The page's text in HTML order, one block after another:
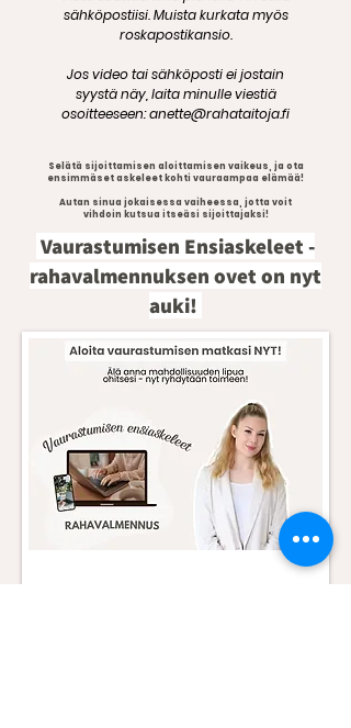
sähköpostiisi. Muista kurkata myös
roskapostikansio.
Jos video tai sähköposti ei jostain
syystä näy, laita minulle viestiä
osoitteeseen: anette@rahataitoja.fi
Selätä sijoittamisen aloittamisen vaikeus, ja ota
ensimmäset askeleet kohti vauraampaa elämää!
Autan sinua jokaisessa vaiheessa, jotta voit
vihdoin kutsua itseäsi sijoittajaksi!
Vaurastumisen Ensiaskeleet -
rahavalmennuksen ovet on nyt
auki!